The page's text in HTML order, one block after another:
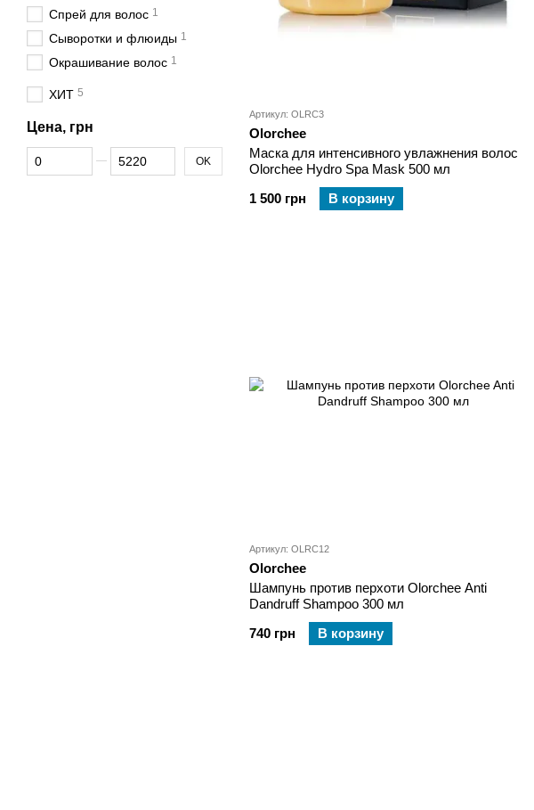
Артикул: OLRC3
Olorchee
Маска для интенсивного увлажнения волос
Olorchee Hydro Spa Mask 500 мл
1 500 грн
В корзину
Артикул: OLRC12
Olorchee
Шампунь против перхоти Olorchee Anti
Dandruff Shampoo 300 мл
740 грн
В корзину
Спрей для волос 1
Сыворотки и флюиды 1
Окрашивание волос 1
ХИТ 5
Цена, грн
От Цена, грн
До Цена, грн OK